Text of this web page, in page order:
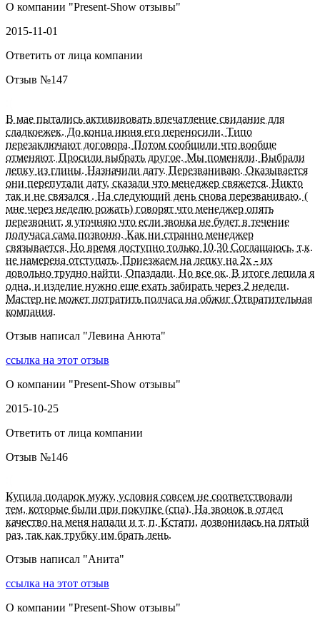
О компании "Present-Show отзывы"
2015-11-01
Ответить от лица компании
Отзыв №147
В мае пытались актививовать впечатление свидание для
сладкоежек. До конца июня его переносили. Типо
перезаключают договора. Потом сообщили что вообще
отменяют. Просили выбрать другое. Мы поменяли. Выбрали
лепку из глины. Назначили дату. Перезваниваю. Оказывается
они перепутали дату, сказали что менеджер свяжется. Никто
так и не связался . На следующий день снова перезваниваю. (
мне через неделю рожать) говорят что менеджер опять
перезвонит, я уточняю что если звонка не будет в течение
получаса сама позвоню. Как ни странно менеджер
связывается. Но время доступно только 10.30 Соглашаюсь, т.к.
не намерена отступать. Приезжаем на лепку на 2х - их
довольно трудно найти. Опаздали. Но все ок. В итоге лепила я
одна, и изделие нужно еще ехать забирать через 2 недели.
Мастер не может потратить полчаса на обжиг Отвратительная
компания.
Отзыв написал "Левина Анюта"
ссылка на этот отзыв
О компании "Present-Show отзывы"
2015-10-25
Ответить от лица компании
Отзыв №146
Купила подарок мужу, условия совсем не соответствовали
тем, которые были при покупке (спа). На звонок в отдел
качество на меня напали и т. п. Кстати, дозвонилась на пятый
раз, так как трубку им брать лень.
Отзыв написал "Анита"
ссылка на этот отзыв
О компании "Present-Show отзывы"